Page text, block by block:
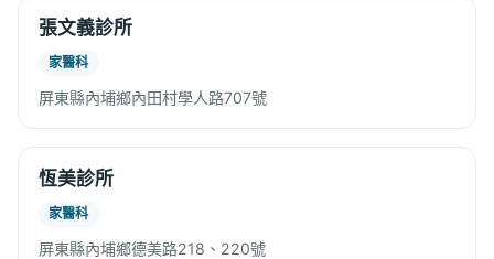
張文義診所
家醫科
屏東縣內埔鄉內田村學人路707號
恆美診所
家醫科
屏東縣內埔鄉德美路218、220號